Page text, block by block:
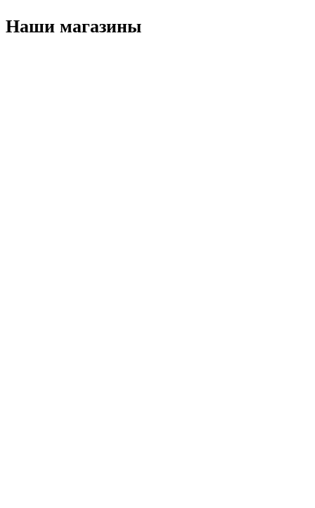
Наши магазины